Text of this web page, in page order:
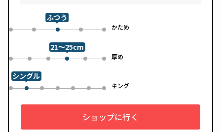
ンで、カバーは自宅で洗濯可能。清潔さと快適さの両方を追求
した一枚です。
0 1 2
ふつう
3 かため
4
0 1 2 3
21～25cm
4 厚め
5
0 1
シングル
2 3 4 5 キング
6
ショップに行く